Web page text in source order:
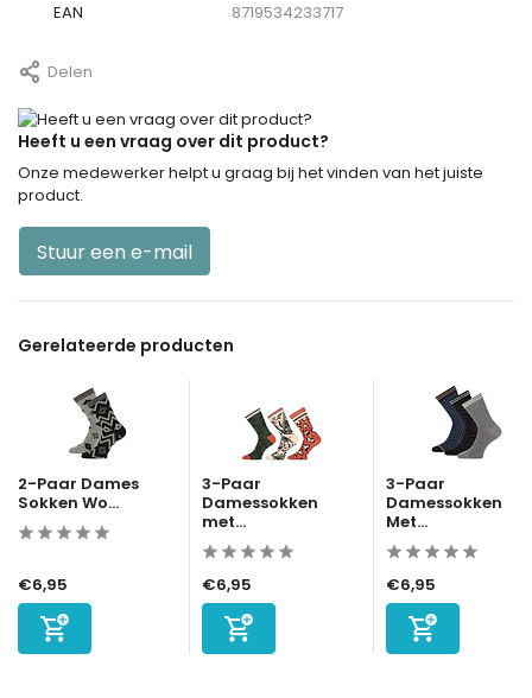
EAN 8719534233717
Delen
Heeft u een vraag over dit product?
Onze medewerker helpt u graag bij het vinden van het juiste
product.
Stuur een e-mail
Gerelateerde producten
2-Paar Dames
Sokken Wo...
€6,95
3-Paar
Damessokken
met...
€6,95
3-Paar
Damessokken
Met...
€6,95